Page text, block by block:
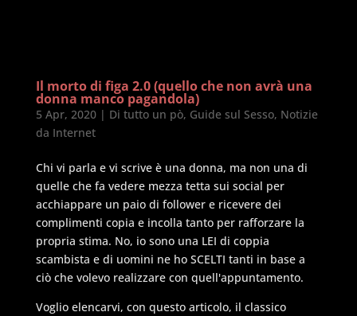
Il morto di figa 2.0 (quello che non avrà una
donna manco pagandola)
5 Apr, 2020| Di tutto un pò, Guide sul Sesso, Notizie
da Internet
Chi vi parla e vi scrive è una donna, ma non una di
quelle che fa vedere mezza tetta sui social per
acchiappare un paio di follower e ricevere dei
complimenti copia e incolla tanto per rafforzare la
propria stima. No, io sono una LEI di coppia
scambista e di uomini ne ho SCELTI tanti in base a
ciò che volevo realizzare con quell'appuntamento.
Voglio elencarvi, con questo articolo, il classico